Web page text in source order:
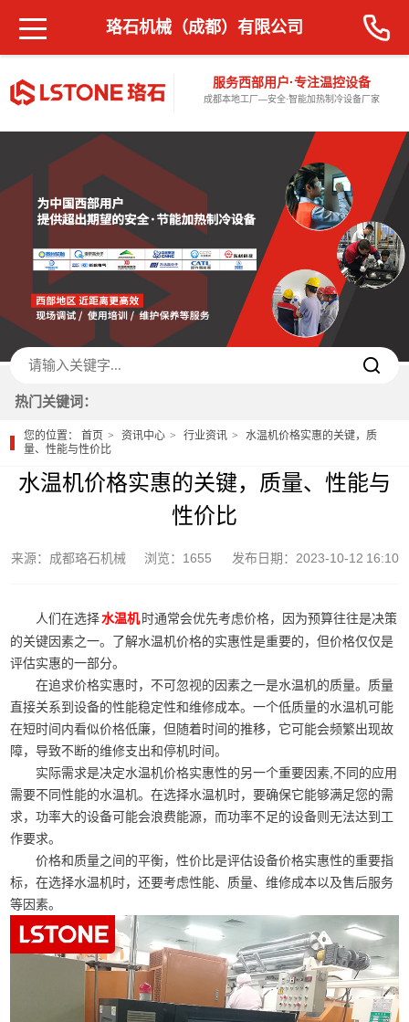
服务西部用户·专注温控设备
成都本地工厂—安全·智能加热制冷设备厂家
珞石机械（成都）有限公司
热门关键词：
您的位置：首页 资讯中心 行业资讯
水温机价格实惠的关键，质
量、性能与性价比
水温机价格实惠的关键，质量、性能与
性价比
来源：成都珞石机械 浏览：1655 发布日期：2023-10-12 16:10
人们在选择水温机 时通常会优先考虑价格，因为预算往往是决策
的关键因素之一。了解水温机价格的实惠性是重要的，但价格仅仅是
评估实惠的一部分。
在追求价格实惠时，不可忽视的因素之一是水温机的质量。质量
直接关系到设备的性能稳定性和维修成本。一个低质量的水温机可能
在短时间内看似价格低廉，但随着时间的推移，它可能会频繁出现故
障，导致不断的维修支出和停机时间。
实际需求是决定水温机价格实惠性的另一个重要因素,不同的应用
需要不同性能的水温机。在选择水温机时，要确保它能够满足您的需
求，功率大的设备可能会浪费能源，而功率不足的设备则无法达到工
作要求。
价格和质量之间的平衡，性价比是评估设备价格实惠性的重要指
标，在选择水温机时，还要考虑性能、质量、维修成本以及售后服务
等因素。